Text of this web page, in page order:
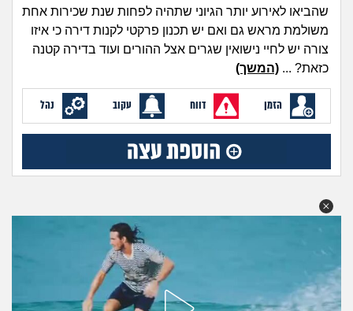
בית, שכנים ושותפים
מה שעובר עליי
שומרים על הגוף
פיננסי וכלכלה
בין הסדינים
חיות מחמד
יוקר המחיה
גאווה
שהביאו לאירוע יותר הגיוני שתהיה לפחות שנת שכירות אחת
משולמת מראש גם ואם יש תכנון פרקטי לקנות דירה כי איזו
צורה יש לחיי נישואין שגרים אצל ההורים ועוד בדירה קטנה
כזאת? ... (המשך)
הזמן דווח עקוב נהל